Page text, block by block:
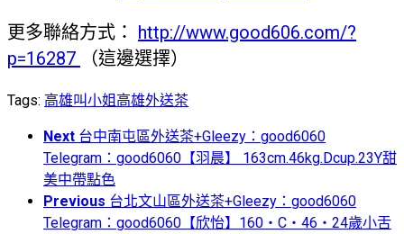
更多聯絡方式： http://www.good606.com/?
p=16287
（這邊選擇）
Tags: 高雄叫小姐 高雄外送茶
Next 台中南屯區外送茶+Gleezy：good6060
Telegram：good6060【羽晨】 163cm.46kg.Dcup.23Y甜
美中帶點色
Previous 台北文山區外送茶+Gleezy：good6060
Telegram：good6060【欣怡】160・C・46・24歲小舌